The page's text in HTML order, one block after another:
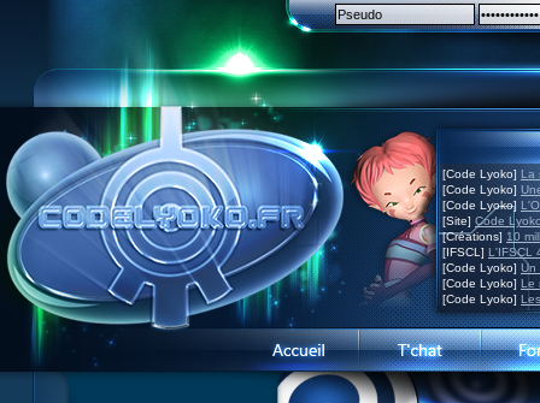
[Code Lyoko] La
[Code Lyoko]
[Code Lyoko]
[Site] Code
[Créations] 10
[IFSCL] L'IFSCL
[Code Lyoko] Un
[Code Lyoko] Le
[Code Lyoko]